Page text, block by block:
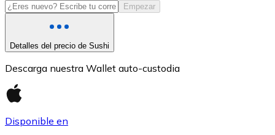
Litecoin
Empezar
Detalles del precio de Sushi
Descarga nuestra Wallet auto-custodia
Disponible en